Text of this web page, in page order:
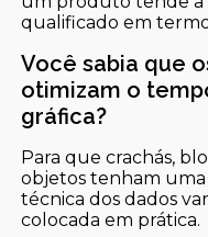
qualificado em
Você sabia que
otimizam o
gráfica?
Para que crachás,
objetos tenham uma
técnica dos dados
colocada em prática.